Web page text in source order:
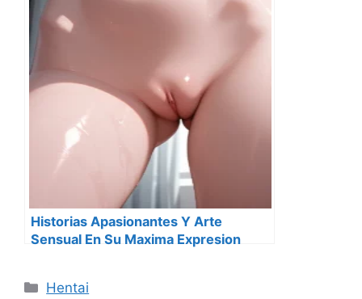
Historias Apasionantes Y Arte
Sensual En Su Maxima Expresion
Categorías
Hentai